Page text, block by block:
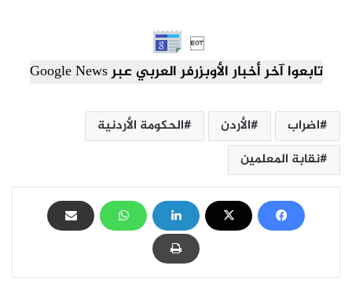

تابعوا آخر أخبار الأوبزرفر العربي عبر Google News
اضراب الأردن
الحكومة الأردنية
نقابة المعلمين